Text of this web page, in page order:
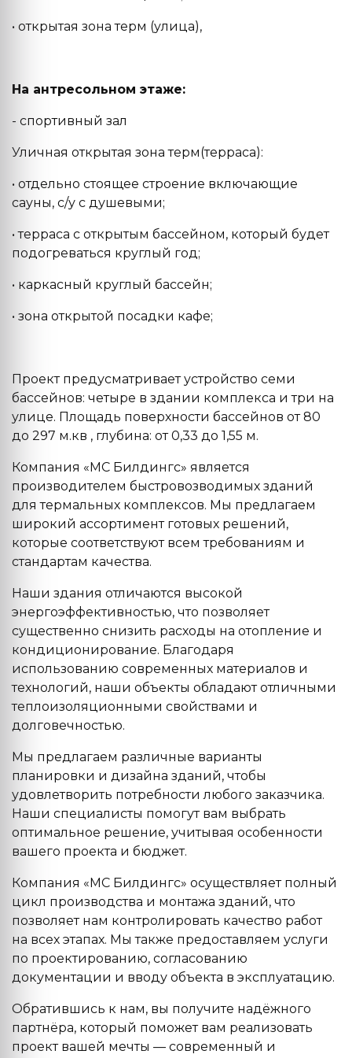
• открытая зона терм (улица),
На антресольном этаже:
- спортивный зал
Уличная открытая зона терм(терраса):
• отдельно стоящее строение включающие
сауны, с/у с душевыми;
• терраса с открытым бассейном, который будет
подогреваться круглый год;
• каркасный круглый бассейн;
• зона открытой посадки кафе;
Проект предусматривает устройство семи
бассейнов: четыре в здании комплекса и три на
улице. Площадь поверхности бассейнов от 80
до 297 м.кв , глубина: от 0,33 до 1,55 м.
Компания «МС Билдингс» является
производителем быстровозводимых зданий
для термальных комплексов. Мы предлагаем
широкий ассортимент готовых решений,
которые соответствуют всем требованиям и
стандартам качества.
Наши здания отличаются высокой
энергоэффективностью, что позволяет
существенно снизить расходы на отопление и
кондиционирование. Благодаря
использованию современных материалов и
технологий, наши объекты обладают отличными
теплоизоляционными свойствами и
долговечностью.
Мы предлагаем различные варианты
планировки и дизайна зданий, чтобы
удовлетворить потребности любого заказчика.
Наши специалисты помогут вам выбрать
оптимальное решение, учитывая особенности
вашего проекта и бюджет.
Компания «МС Билдингс» осуществляет полный
цикл производства и монтажа зданий, что
позволяет нам контролировать качество работ
на всех этапах. Мы также предоставляем услуги
по проектированию, согласованию
документации и вводу объекта в эксплуатацию.
Обратившись к нам, вы получите надёжного
партнёра, который поможет вам реализовать
проект вашей мечты — современный и